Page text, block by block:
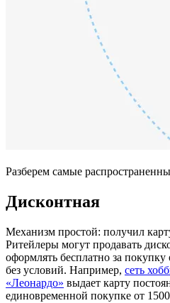
Разберем самые
Дисконтная
Механизм простой: получил
Ритейлеры могут продавать
оформлять бесплатно за
без условий. Например, сеть
«Леонардо» выдает карту
единовременной покупке от